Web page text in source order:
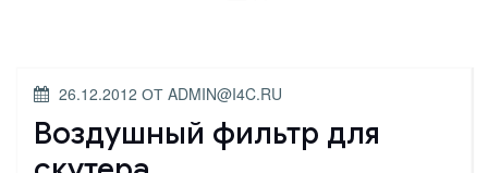
ОПУБЛИКОВАНО
26.12.2012 ОТ ADMIN@I4C.RU
Воздушный фильтр для